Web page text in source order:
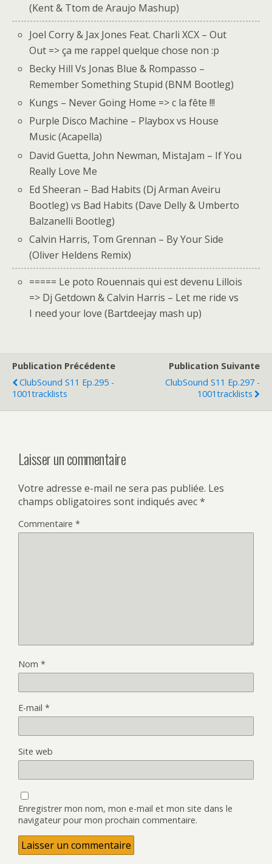
(Kent & Ttom de Araujo Mashup)
Joel Corry & Jax Jones Feat. Charli XCX – Out
Out => ça me rappel quelque chose non :p
Becky Hill Vs Jonas Blue & Rompasso –
Remember Something Stupid (BNM Bootleg)
Kungs – Never Going Home => c la fête !!!
Purple Disco Machine – Playbox vs House
Music (Acapella)
David Guetta, John Newman, MistaJam – If You
Really Love Me
Ed Sheeran – Bad Habits (Dj Arman Aveiru
Bootleg) vs Bad Habits (Dave Delly & Umberto
Balzanelli Bootleg)
Calvin Harris, Tom Grennan – By Your Side
(Oliver Heldens Remix)
===== Le poto Rouennais qui est devenu Lillois
=> Dj Getdown & Calvin Harris – Let me ride vs
I need your love (Bartdeejay mash up)
Publication Précédente
ClubSound S11 Ep.295 -
1001tracklists
Publication Suivante
ClubSound S11 Ep.297 -
1001tracklists
Laisser un commentaire
Votre adresse e-mail ne sera pas publiée. Les
champs obligatoires sont indiqués avec*
Commentaire *
Nom *
E-mail *
Site web
Enregistrer mon nom, mon e-mail et mon site dans le
navigateur pour mon prochain commentaire.